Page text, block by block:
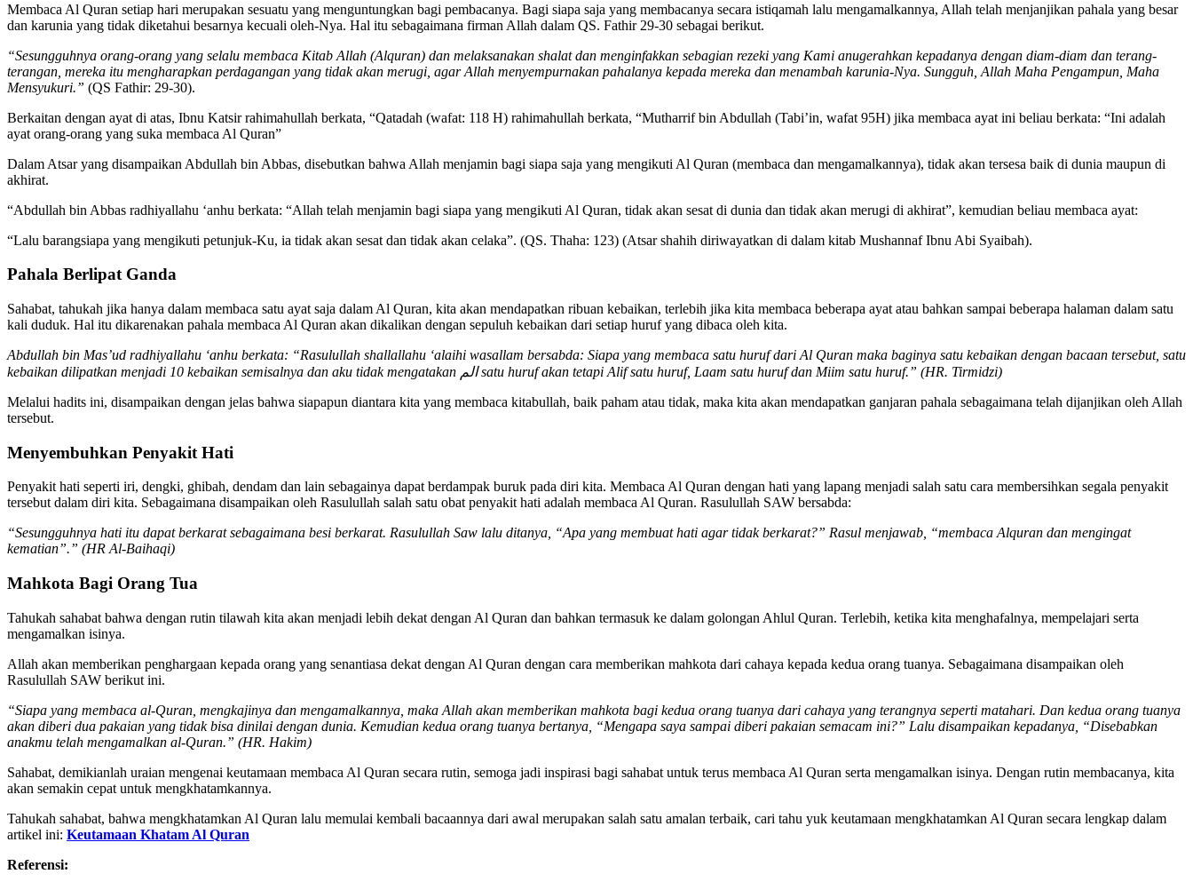
Membaca Al Quran setiap hari merupakan sesuatu yang menguntungkan bagi pembacanya. Bagi siapa saja yang membacanya secara istiqamah lalu mengamalkannya, Allah telah menjanjikan pahala yang besar
dan karunia yang tidak diketahui besarnya kecuali oleh-Nya. Hal itu sebagaimana firman Allah dalam QS. Fathir 29-30 sebagai berikut.
“Sesungguhnya orang-orang yang selalu membaca Kitab Allah (Alquran) dan melaksanakan shalat dan menginfakkan sebagian rezeki yang Kami anugerahkan kepadanya dengan diam-diam dan terang-
terangan, mereka itu mengharapkan perdagangan yang tidak akan merugi, agar Allah menyempurnakan pahalanya kepada mereka dan menambah karunia-Nya. Sungguh, Allah Maha Pengampun, Maha
Mensyukuri.” (QS Fathir: 29-30).
Berkaitan dengan ayat di atas, Ibnu Katsir rahimahullah berkata, “Qatadah (wafat: 118 H) rahimahullah berkata, “Mutharrif bin Abdullah (Tabi’in, wafat 95H) jika membaca ayat ini beliau berkata: “Ini adalah
ayat orang-orang yang suka membaca Al Quran”
Dalam Atsar yang disampaikan Abdullah bin Abbas, disebutkan bahwa Allah menjamin bagi siapa saja yang mengikuti Al Quran (membaca dan mengamalkannya), tidak akan tersesa baik di dunia maupun di
akhirat.
“Abdullah bin Abbas radhiyallahu ‘anhu berkata: “Allah telah menjamin bagi siapa yang mengikuti Al Quran, tidak akan sesat di dunia dan tidak akan merugi di akhirat”, kemudian beliau membaca ayat:
“Lalu barangsiapa yang mengikuti petunjuk-Ku, ia tidak akan sesat dan tidak akan celaka”. (QS. Thaha: 123) (Atsar shahih diriwayatkan di dalam kitab Mushannaf Ibnu Abi Syaibah).
Pahala Berlipat Ganda
Sahabat, tahukah jika hanya dalam membaca satu ayat saja dalam Al Quran, kita akan mendapatkan ribuan kebaikan, terlebih jika kita membaca beberapa ayat atau bahkan sampai beberapa halaman dalam satu
kali duduk. Hal itu dikarenakan pahala membaca Al Quran akan dikalikan dengan sepuluh kebaikan dari setiap huruf yang dibaca oleh kita.
Abdullah bin Mas’ud radhiyallahu ‘anhu berkata: “Rasulullah shallallahu ‘alaihi wasallam bersabda: Siapa yang membaca satu huruf dari Al Quran maka baginya satu kebaikan dengan bacaan tersebut, satu
kebaikan dilipatkan menjadi 10 kebaikan semisalnya dan aku tidak mengatakan المsatu huruf akan tetapi Alif satu huruf, Laam satu huruf dan Miim satu huruf.” (HR. Tirmidzi)
Melalui hadits ini, disampaikan dengan jelas bahwa siapapun diantara kita yang membaca kitabullah, baik paham atau tidak, maka kita akan mendapatkan ganjaran pahala sebagaimana telah dijanjikan oleh Allah
tersebut.
Menyembuhkan Penyakit Hati
Penyakit hati seperti iri, dengki, ghibah, dendam dan lain sebagainya dapat berdampak buruk pada diri kita. Membaca Al Quran dengan hati yang lapang menjadi salah satu cara membersihkan segala penyakit
tersebut dalam diri kita. Sebagaimana disampaikan oleh Rasulullah salah satu obat penyakit hati adalah membaca Al Quran. Rasulullah SAW bersabda:
“Sesungguhnya hati itu dapat berkarat sebagaimana besi berkarat. Rasulullah Saw lalu ditanya, “Apa yang membuat hati agar tidak berkarat?” Rasul menjawab, “membaca Alquran dan mengingat
kematian”.” (HR Al-Baihaqi)
Mahkota Bagi Orang Tua
Tahukah sahabat bahwa dengan rutin tilawah kita akan menjadi lebih dekat dengan Al Quran dan bahkan termasuk ke dalam golongan Ahlul Quran. Terlebih, ketika kita menghafalnya, mempelajari serta
mengamalkan isinya.
Allah akan memberikan penghargaan kepada orang yang senantiasa dekat dengan Al Quran dengan cara memberikan mahkota dari cahaya kepada kedua orang tuanya. Sebagaimana disampaikan oleh
Rasulullah SAW berikut ini.
“Siapa yang membaca al-Quran, mengkajinya dan mengamalkannya, maka Allah akan memberikan mahkota bagi kedua orang tuanya dari cahaya yang terangnya seperti matahari. Dan kedua orang tuanya
akan diberi dua pakaian yang tidak bisa dinilai dengan dunia. Kemudian kedua orang tuanya bertanya, “Mengapa saya sampai diberi pakaian semacam ini?” Lalu disampaikan kepadanya, “Disebabkan
anakmu telah mengamalkan al-Quran.” (HR. Hakim)
Sahabat, demikianlah uraian mengenai keutamaan membaca Al Quran secara rutin, semoga jadi inspirasi bagi sahabat untuk terus membaca Al Quran serta mengamalkan isinya. Dengan rutin membacanya, kita
akan semakin cepat untuk mengkhatamkannya.
Tahukah sahabat, bahwa mengkhatamkan Al Quran lalu memulai kembali bacaannya dari awal merupakan salah satu amalan terbaik, cari tahu yuk keutamaan mengkhatamkan Al Quran secara lengkap dalam
artikel ini: Keutamaan Khatam Al Quran
Referensi: